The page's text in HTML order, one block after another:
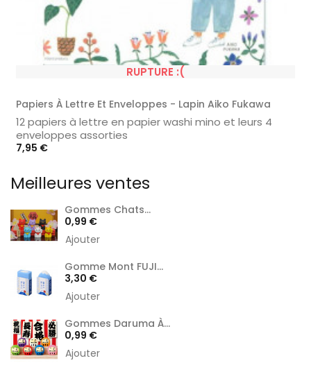
RUPTURE :(
Papiers À Lettre Et Enveloppes - Lapin Aiko Fukawa
12 papiers à lettre en papier washi mino et leurs 4
enveloppes assorties
Prix
7,95 €
Meilleures ventes
Gommes Chats...
Prix
0,99 €
Ajouter
Gomme Mont FUJI...
Prix
3,30 €
Ajouter
Gommes Daruma À...
Prix
0,99 €
Ajouter